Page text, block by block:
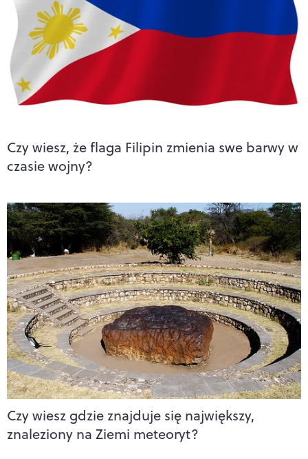
Czy wiesz, że flaga Filipin zmienia swe barwy w
czasie wojny?
Czy wiesz gdzie znajduje się największy,
znaleziony na Ziemi meteoryt?